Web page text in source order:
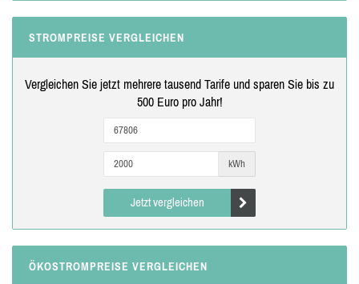
STROMPREISE VERGLEICHEN
Vergleichen Sie jetzt mehrere tausend Tarife und sparen Sie bis zu
500 Euro pro Jahr!
kWh
Jetzt vergleichen
ÖKOSTROMPREISE VERGLEICHEN